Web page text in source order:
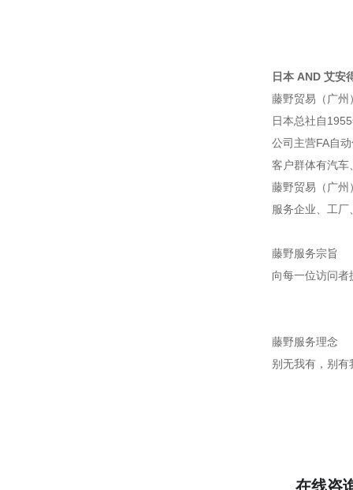
日本 AND 艾安
藤野贸易（广州
日本总社自
公司主营FA自
客户群体有汽车
藤野贸易（广州
服务企业、工
藤野服务宗旨
向每一位访问
藤野服务理念
别无我有，别
在线咨